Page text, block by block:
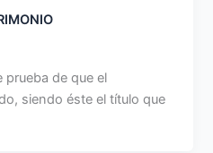
prueba de que el
siendo éste el título que